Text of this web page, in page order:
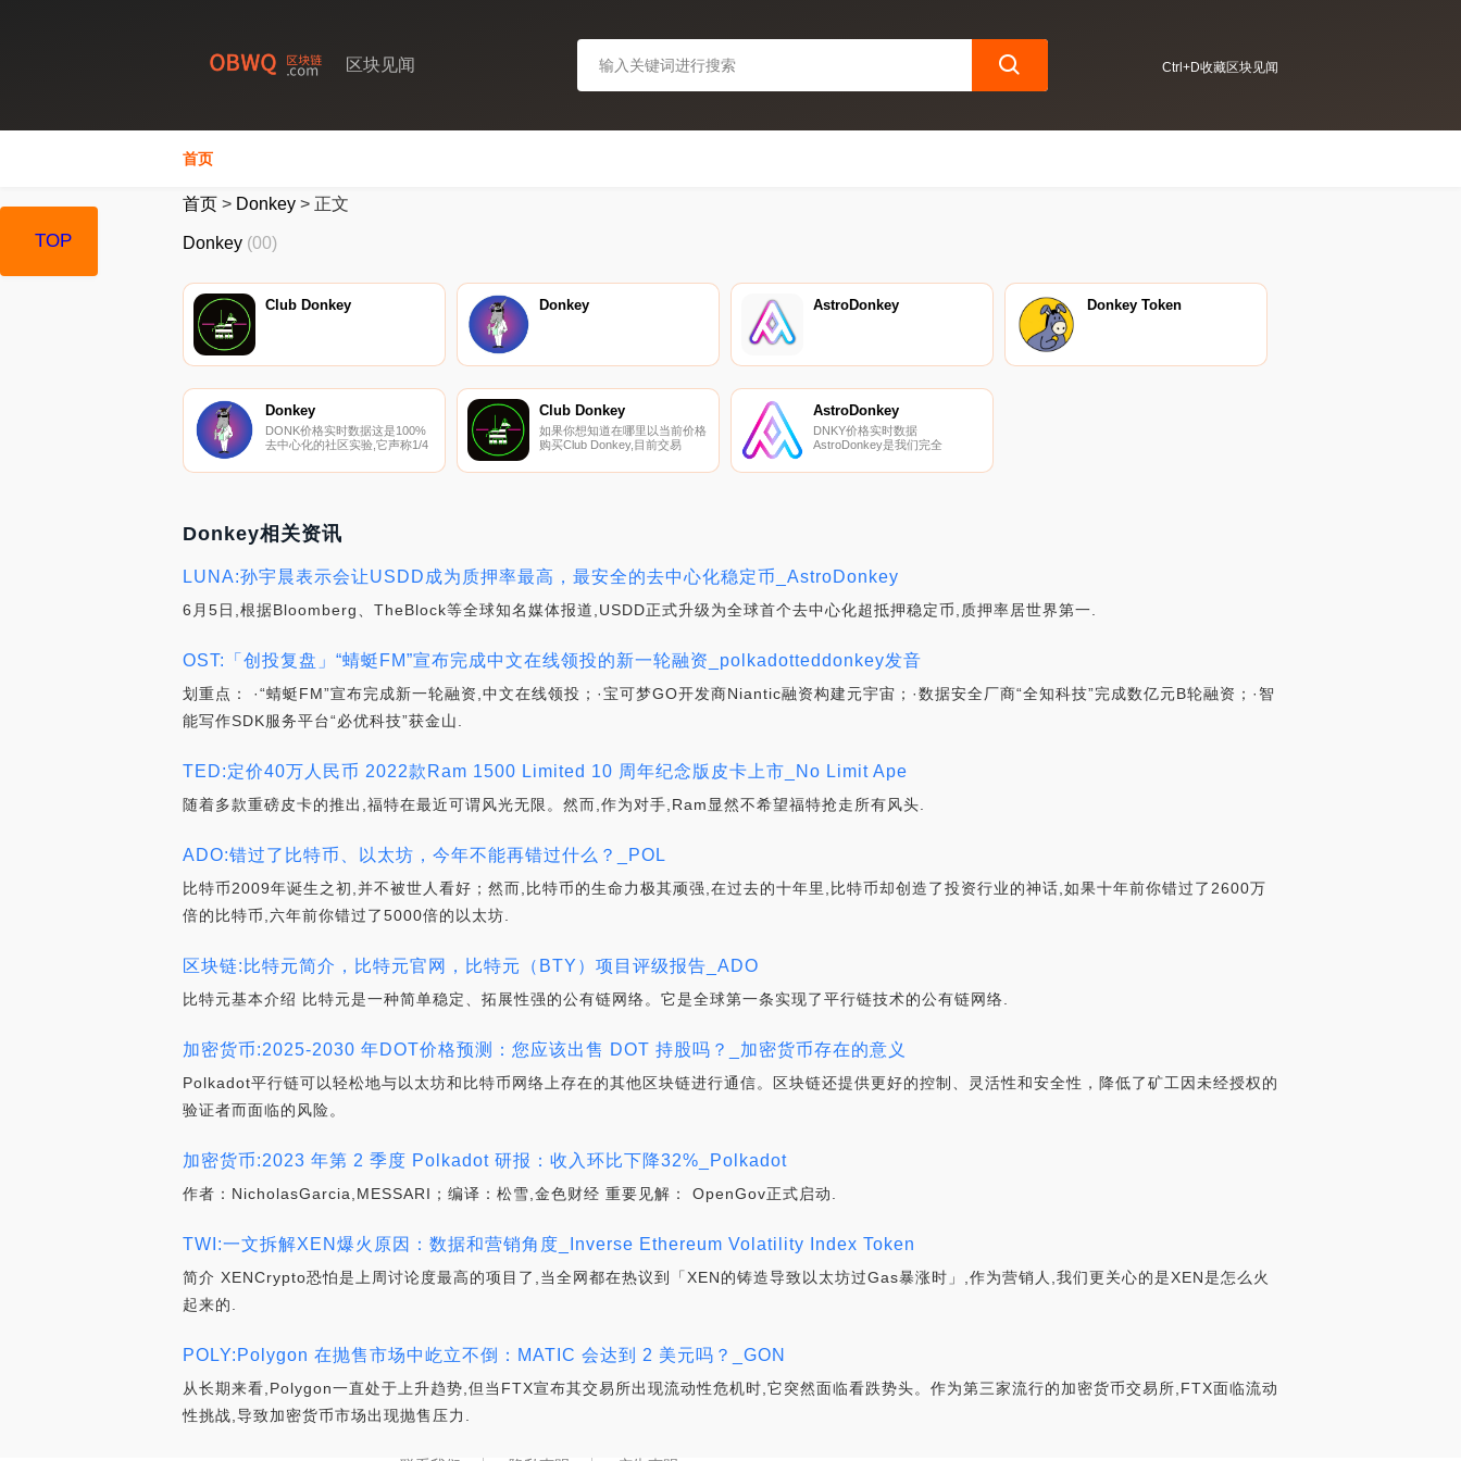
区块见闻 Ctrl+D收藏区块见闻
首页
首页 > Donkey > 正文
TOP Donkey (00)
Club Donkey Donkey AstroDonkey Donkey Token
Donkey
DONK价格实时数据这是100%
去中心化的社区实验,它声称1/4
Club Donkey
如果你想知道在哪里以当前价格
购买Club Donkey,目前交易
货币交易所是CoinTiger。您可
AstroDonkey
DNKY价格实时数据
AstroDonkey是我们完全
AstroDonkey是我们生态系统中
Donkey相关资讯
LUNA:孙宇晨表示会让USDD成为质押率最高，最安全的去中心化稳定币_AstroDonkey
6月5日,根据Bloomberg、TheBlock等全球知名媒体报道,USDD正式升级为全球首个去中心化超抵押稳定币,质押率居世界第一.
OST:「创投复盘」“蜻蜓FM”宣布完成中文在线领投的新一轮融资_polkadotteddonkey发音
划重点： ·“蜻蜓FM”宣布完成新一轮融资,中文在线领投；·宝可梦GO开发商Niantic融资构建元宇宙；·数据安全厂商“全知科技”完成数亿元B轮融资；·智
能写作SDK服务平台“必优科技”获金山.
TED:定价40万人民币 2022款Ram 1500 Limited 10 周年纪念版皮卡上市_No Limit Ape
随着多款重磅皮卡的推出,福特在最近可谓风光无限。然而,作为对手,Ram显然不希望福特抢走所有风头.
ADO:错过了比特币、以太坊，今年不能再错过什么？_POL
比特币2009年诞生之初,并不被世人看好；然而,比特币的生命力极其顽强,在过去的十年里,比特币却创造了投资行业的神话,如果十年前你错过了2600万
倍的比特币,六年前你错过了5000倍的以太坊.
区块链:比特元简介，比特元官网，比特元（BTY）项目评级报告_ADO
比特元基本介绍 比特元是一种简单稳定、拓展性强的公有链网络。它是全球第一条实现了平行链技术的公有链网络.
加密货币:2025-2030 年DOT价格预测：您应该出售 DOT 持股吗？_加密货币存在的意义
Polkadot平行链可以轻松地与以太坊和比特币网络上存在的其他区块链进行通信。区块链还提供更好的控制、灵活性和安全性，降低了矿工因未经授权的
验证者而面临的风险。
加密货币:2023 年第 2 季度 Polkadot 研报：收入环比下降32%_Polkadot
作者：NicholasGarcia,MESSARI；编译：松雪,金色财经 重要见解： OpenGov正式启动.
TWI:一文拆解XEN爆火原因：数据和营销角度_Inverse Ethereum Volatility Index Token
简介 XENCrypto恐怕是上周讨论度最高的项目了,当全网都在热议到「XEN的铸造导致以太坊过Gas暴涨时」,作为营销人,我们更关心的是XEN是怎么火
起来的.
POLY:Polygon 在抛售市场中屹立不倒：MATIC 会达到 2 美元吗？_GON
从长期来看,Polygon一直处于上升趋势,但当FTX宣布其交易所出现流动性危机时,它突然面临看跌势头。作为第三家流行的加密货币交易所,FTX面临流动
性挑战,导致加密货币市场出现抛售压力.